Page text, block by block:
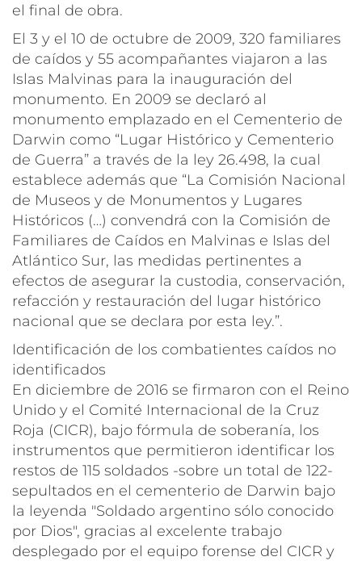
el final de obra.
El 3 y el 10 de octubre de 2009, 320 familiares
de caídos y 55 acompañantes viajaron a las
Islas Malvinas para la inauguración del
monumento. En 2009 se declaró al
monumento emplazado en el Cementerio de
Darwin como “Lugar Histórico y Cementerio
de Guerra” a través de la ley 26.498, la cual
establece además que “La Comisión Nacional
de Museos y de Monumentos y Lugares
Históricos (…) convendrá con la Comisión de
Familiares de Caídos en Malvinas e Islas del
Atlántico Sur, las medidas pertinentes a
efectos de asegurar la custodia, conservación,
refacción y restauración del lugar histórico
nacional que se declara por esta ley.”.
Identificación de los combatientes caídos no
identificados
En diciembre de 2016 se firmaron con el Reino
Unido y el Comité Internacional de la Cruz
Roja (CICR), bajo fórmula de soberanía, los
instrumentos que permitieron identificar los
restos de 115 soldados -sobre un total de 122-
sepultados en el cementerio de Darwin bajo
la leyenda "Soldado argentino sólo conocido
por Dios", gracias al excelente trabajo
desplegado por el equipo forense del CICR y